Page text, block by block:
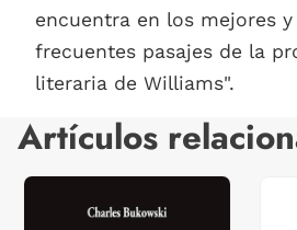
encuentra en los mejores
frecuentes pasajes de la
literaria de Williams".
Artículos